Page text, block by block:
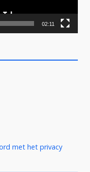
02:11
met het privacy